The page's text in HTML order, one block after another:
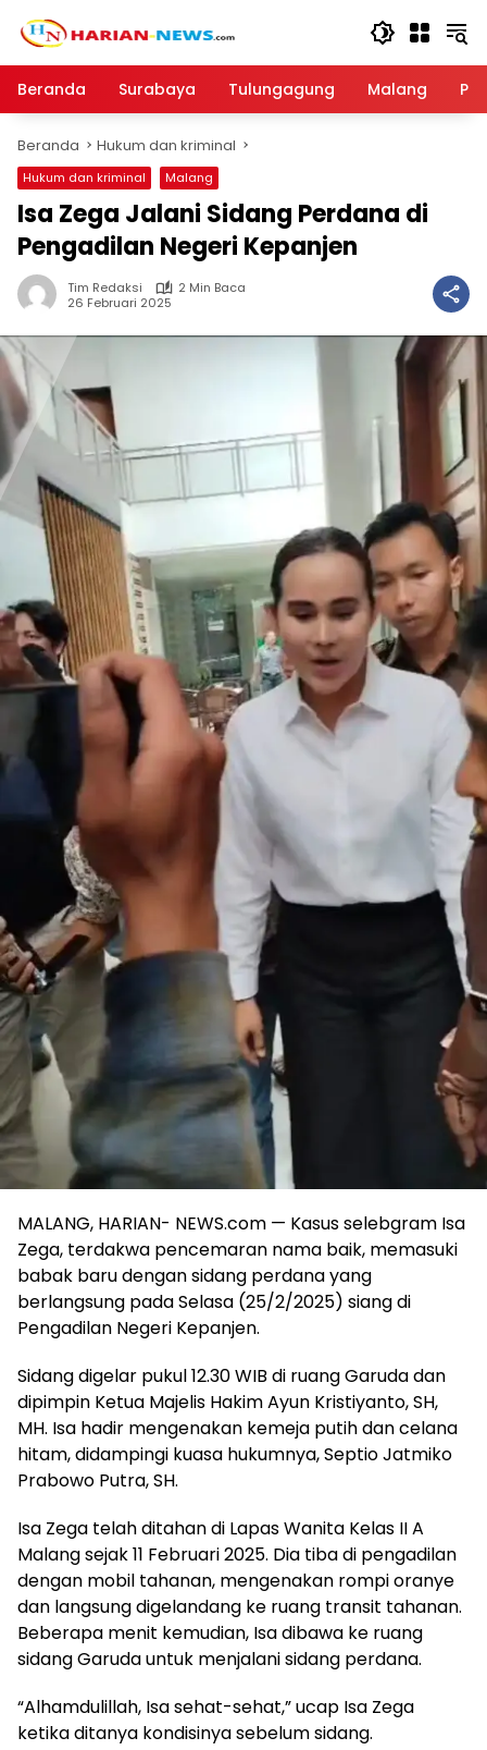
Beranda
Surabaya Tulungagung Malang
Beranda Hukum dan kriminal
Hukum dan kriminal Malang
Isa Zega Jalani Sidang Perdana di
Pengadilan Negeri Kepanjen
Tim Redaksi
2 Min Baca
26 Februari 2025
MALANG, HARIAN- NEWS.com — Kasus selebgram Isa
Zega, terdakwa pencemaran nama baik, memasuki
babak baru dengan sidang perdana yang
berlangsung pada Selasa (25/2/2025) siang di
Pengadilan Negeri Kepanjen.
Sidang digelar pukul 12.30 WIB di ruang Garuda dan
dipimpin Ketua Majelis Hakim Ayun Kristiyanto, SH,
MH. Isa hadir mengenakan kemeja putih dan celana
hitam, didampingi kuasa hukumnya, Septio Jatmiko
Prabowo Putra, SH.
Isa Zega telah ditahan di Lapas Wanita Kelas II A
Malang sejak 11 Februari 2025. Dia tiba di pengadilan
dengan mobil tahanan, mengenakan rompi oranye
dan langsung digelandang ke ruang transit tahanan.
Beberapa menit kemudian, Isa dibawa ke ruang
sidang Garuda untuk menjalani sidang perdana.
“Alhamdulillah, Isa sehat-sehat,” ucap Isa Zega
ketika ditanya kondisinya sebelum sidang.